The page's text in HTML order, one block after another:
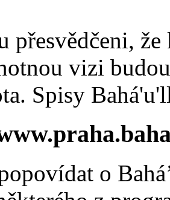
přesvědčeni,
vizi
Spisy
o